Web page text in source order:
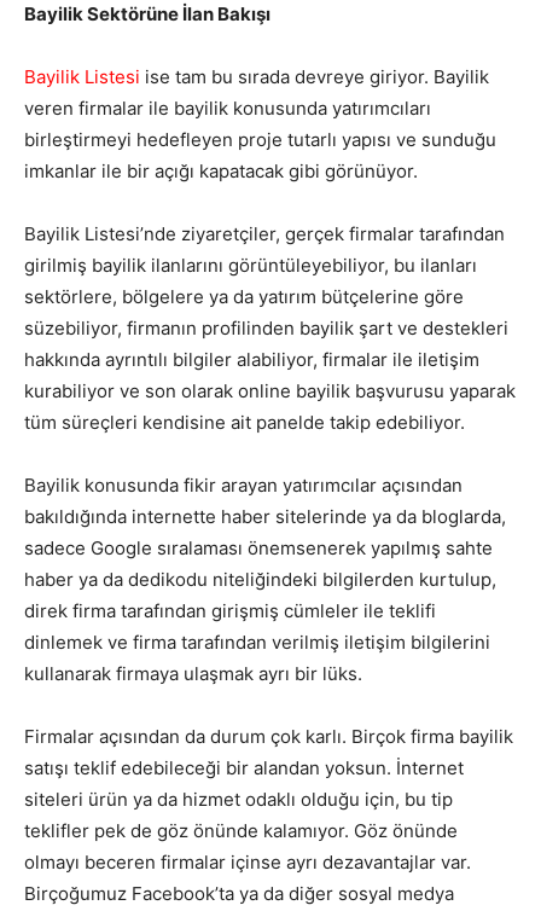
Bayilik Sektörüne İlan Bakışı
Bayilik Listesi ise tam bu sırada devreye giriyor. Bayilik
veren firmalar ile bayilik konusunda yatırımcıları
birleştirmeyi hedefleyen proje tutarlı yapısı ve sunduğu
imkanlar ile bir açığı kapatacak gibi görünüyor.
Bayilik Listesi’nde ziyaretçiler, gerçek firmalar tarafından
girilmiş bayilik ilanlarını görüntüleyebiliyor, bu ilanları
sektörlere, bölgelere ya da yatırım bütçelerine göre
süzebiliyor, firmanın profilinden bayilik şart ve destekleri
hakkında ayrıntılı bilgiler alabiliyor, firmalar ile iletişim
kurabiliyor ve son olarak online bayilik başvurusu yaparak
tüm süreçleri kendisine ait panelde takip edebiliyor.
Bayilik konusunda fikir arayan yatırımcılar açısından
bakıldığında internette haber sitelerinde ya da bloglarda,
sadece Google sıralaması önemsenerek yapılmış sahte
haber ya da dedikodu niteliğindeki bilgilerden kurtulup,
direk firma tarafından girişmiş cümleler ile teklifi
dinlemek ve firma tarafından verilmiş iletişim bilgilerini
kullanarak firmaya ulaşmak ayrı bir lüks.
Firmalar açısından da durum çok karlı. Birçok firma bayilik
satışı teklif edebileceği bir alandan yoksun. İnternet
siteleri ürün ya da hizmet odaklı olduğu için, bu tip
teklifler pek de göz önünde kalamıyor. Göz önünde
olmayı beceren firmalar içinse ayrı dezavantajlar var.
Birçoğumuz Facebook’ta ya da diğer sosyal medya